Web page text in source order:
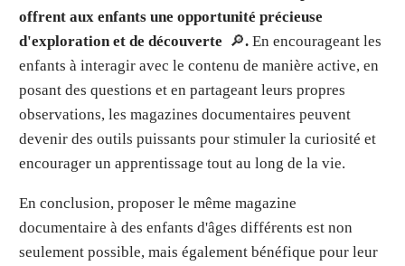
offrent aux enfants une opportunité précieuse
d'exploration et de découverte 🔎.En encourageant les
enfants à interagir avec le contenu de manière active, en
posant des questions et en partageant leurs propres
observations, les magazines documentaires peuvent
devenir des outils puissants pour stimuler la curiosité et
encourager un apprentissage tout au long de la vie.
En conclusion, proposer le même magazine
documentaire à des enfants d'âges différents est non
seulement possible, mais également bénéfique pour leur